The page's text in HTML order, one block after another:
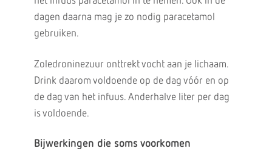
dagen daarna mag je zo nodig paracetamol
gebruiken.
Zoledroninezuur onttrekt vocht aan je lichaam.
Drink daarom voldoende op de dag vóór en op
de dag van het infuus. Anderhalve liter per dag
is voldoende.
Bijwerkingen die soms voorkomen